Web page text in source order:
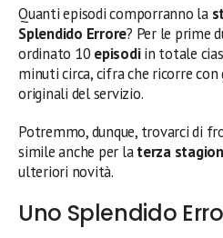
Quanti episodi comporranno la
Splendido Errore? Per le prime
ordinato 10 episodiin totale
minuti circa, cifra che ricorre
originali del servizio.
Potremmo, dunque, trovarci di
simile anche per laterza
ulteriori novità.
Uno Splendido